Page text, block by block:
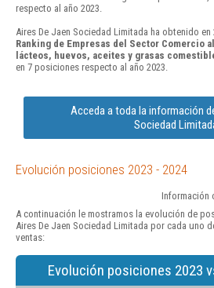
respecto al año 2023.
Aires De Jaen Sociedad Limitada ha obtenido en
Ranking de Empresas del Sector Comercio
lácteos, huevos, aceites y grasas
en 7 posiciones respecto al año 2023.
Acceda a toda la información
Sociedad
Evolución posiciones 2023 - 2024
Información
A continuación le mostramos la evolución de
Aires De Jaen Sociedad Limitada por cada uno
ventas:
Evolución posiciones 2023